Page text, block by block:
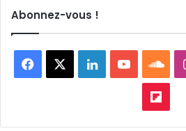
Abonnez-vous !
Facebook LinkedinYouTube